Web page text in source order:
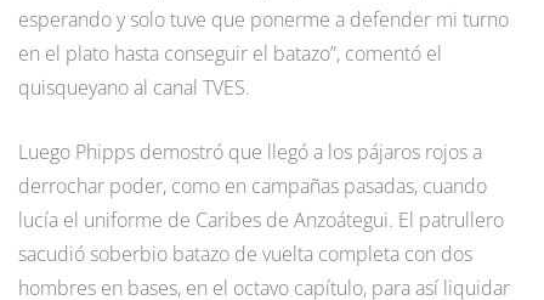
esperando y solo tuve que ponerme a defender mi turno
en el plato hasta conseguir el batazo”, comentó el
quisqueyano al canal TVES.
Luego Phipps demostró que llegó a los pájaros rojos a
derrochar poder, como en campañas pasadas, cuando
lucía el uniforme de Caribes de Anzoátegui. El patrullero
sacudió soberbio batazo de vuelta completa con dos
hombres en bases, en el octavo capítulo, para así liquidar